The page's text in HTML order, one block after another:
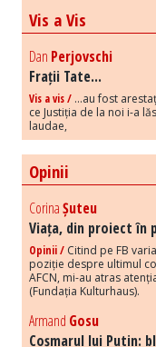
Vis a Vis
Dan Perjovschi
Frații Tate...
Vis a vis / ...au fost
ce Justiția de la noi i-a
laudae,
Opinii
CorinaȘuteu
Viața, din proiect în
Opinii / Citind pe FB
poziție despre ultimul
AFCN, mi-au atras
(Fundația Kulturhaus).
Armand Gosu
Coșmarul lui Putin: